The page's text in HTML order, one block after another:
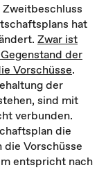
hat
Zwar ist
der
Vorschüsse.
der
sind mit
verbunden.
die
die Vorschüsse
entspricht nach